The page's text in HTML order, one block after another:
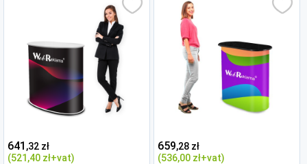
641 ,32 zł
(521,40 zł+vat)
659,28 zł
(536,00 zł+vat)